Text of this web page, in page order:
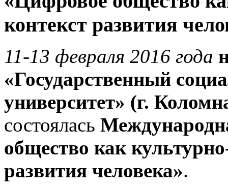
контекст развития
11-13 февраля 2016 года
«Государственный
университет» (г.
состоялась
общество как
развития человека».